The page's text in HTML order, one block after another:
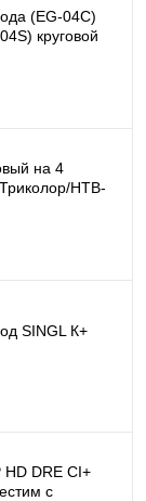
(EG-04C)
круговой
на 4
НТВ-
Galaxy
SINGL К+
DRE CI+
с